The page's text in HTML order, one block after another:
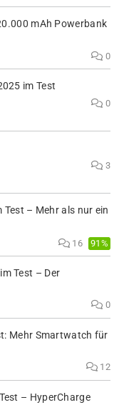
mAh Powerbank
0
im Test
0
3
Test – Mehr als nur ein
16 91%
Test – Der
0
Mehr Smartwatch für
12
– HyperCharge